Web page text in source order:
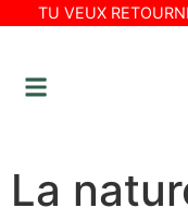
TU VEUX
La